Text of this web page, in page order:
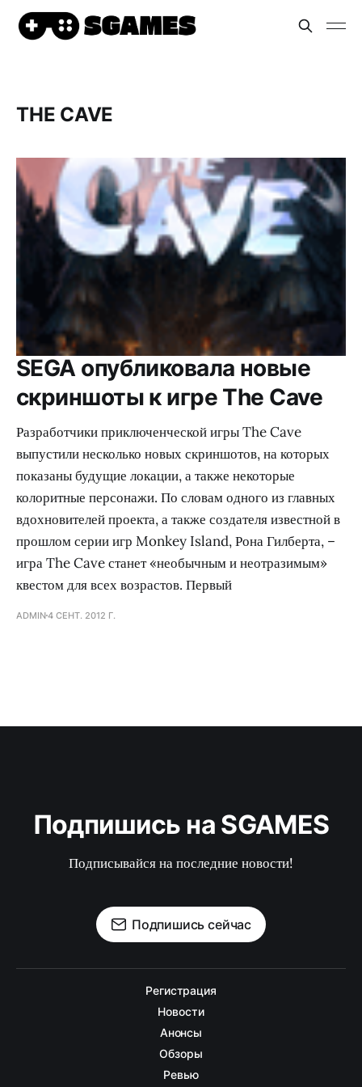
THE CAVE
SEGA опубликовала новые
скриншоты к игре The Cave
Разработчики приключенческой игры The Cave
выпустили несколько новых скриншотов, на которых
показаны будущие локации, а также некоторые
колоритные персонажи. По словам одного из главных
вдохновителей проекта, а также создателя известной в
прошлом серии игр Monkey Island, Рона Гилберта, –
игра The Cave станет «необычным и неотразимым»
квестом для всех возрастов. Первый
ADMIN4 СЕНТ. 2012 Г.
Подпишись на SGAMES
Подписывайся на последние новости!
Подпишись сейчас
Регистрация
Новости
Анонсы
Обзоры
Ревью